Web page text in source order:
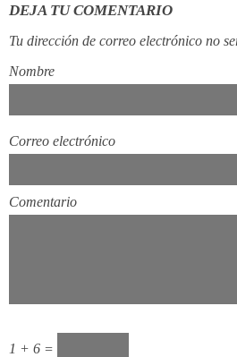
DEJA TU COMENTARIO
Tu dirección de correo electrónico no
Nombre
Correo electrónico
Comentario
1 + 6 =